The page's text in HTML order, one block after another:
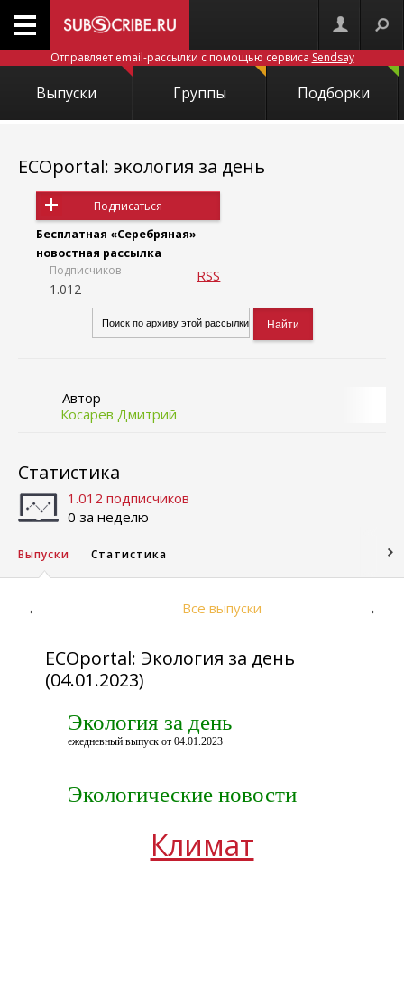
Отправляет email-рассылки с помощью сервиса Sendsay
Выпуски Группы Подборки
ECOportal: экология за день
Подписаться
Бесплатная «Серебряная»
новостная рассылка
Подписчиков
1.012
RSS
Автор
Косарев Дмитрий
Статистика
1.012 подписчиков
0 за неделю
Выпуски Статистика
← Все выпуски →
ECOportal: Экология за день
(04.01.2023)
Экология за день
ежедневный выпуск от 04.01.2023
Экологические новости
Климат